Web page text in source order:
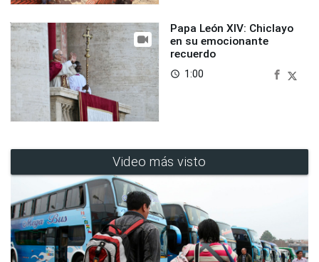
Papa León XIV: Chiclayo
en su emocionante
recuerdo
access_time 1:00
Video más visto